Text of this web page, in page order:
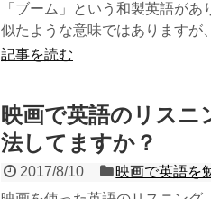
「ブーム」という和製英語が
似たような意味ではありますが
記事を読む
映画で英語のリスニ
法してますか？
2017/8/10
映画で英語を